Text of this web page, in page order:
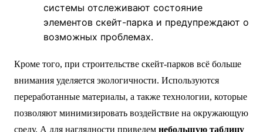
системы отслеживают состояние
элементов скейт-парка и предупреждают о
возможных проблемах.
Кроме того, при строительстве скейт-парков всё больше
внимания уделяется экологичности. Используются
переработанные материалы, а также технологии, которые
позволяют минимизировать воздействие на окружающую
среду. А для наглядности приведем небольшую таблицу